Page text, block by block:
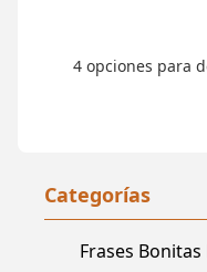
Categorías
Frases
4 opciones para